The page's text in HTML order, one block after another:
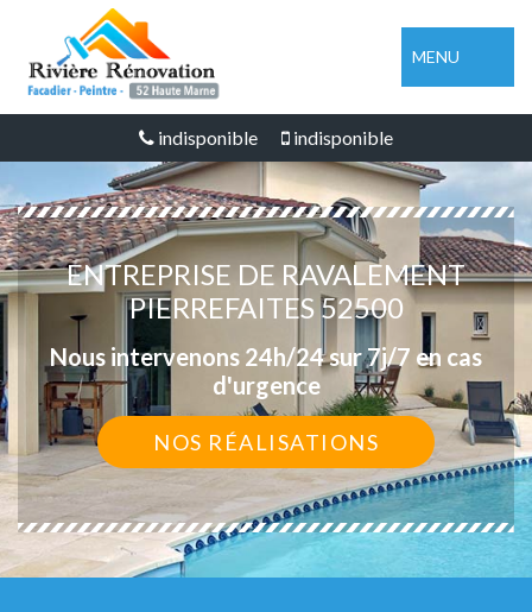
MENU
indisponible indisponible
ENTREPRISE DE RAVALEMENT
PIERREFAITES 52500
Nous intervenons 24h/24 sur 7j/7 en cas
d'urgence
NOS RÉALISATIONS